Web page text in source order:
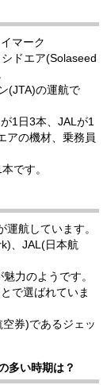
マーク
ドエア(Solaseed
(JTA)の運航で
1日3本、JALが1
アの機材、乗務員
です。
航しています。
、JAL(日本航
力のようです。
で選ばれていま
券)であるジェッ
多い時期は？